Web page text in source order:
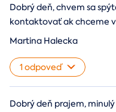
Dobrý deň, chvem sa
kontaktovať ak chceme
Martina Halecka
1 odpoveď
Dobrý deň prajem,